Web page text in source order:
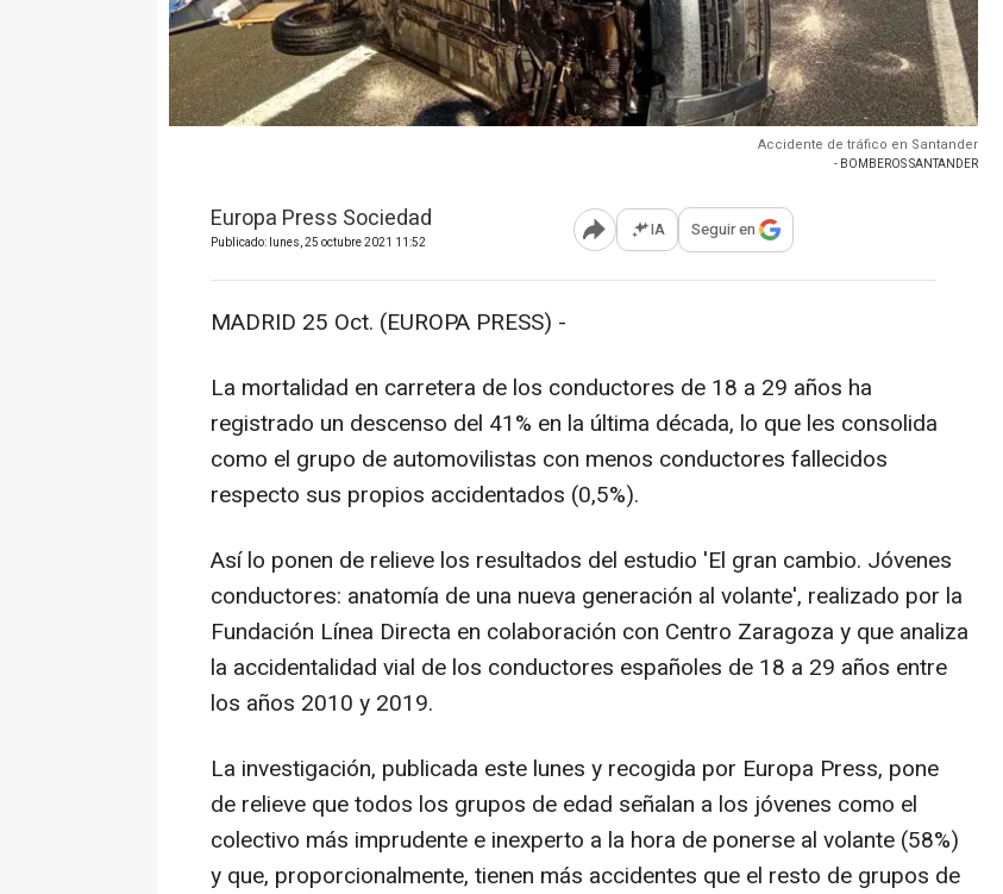
Accidente de tráfico en Santander
- BOMBEROS SANTANDER
Europa Press Sociedad
Publicado: lunes, 25 octubre 2021 11:52 Abrir opciones para compartir
IA Seguir en
MADRID 25 Oct. (EUROPA PRESS) -
La mortalidad en carretera de los conductores de 18 a 29 años ha
registrado un descenso del 41% en la última década, lo que les consolida
como el grupo de automovilistas con menos conductores fallecidos
respecto sus propios accidentados (0,5%).
Así lo ponen de relieve los resultados del estudio 'El gran cambio. Jóvenes
conductores: anatomía de una nueva generación al volante', realizado por la
Fundación Línea Directa en colaboración con Centro Zaragoza y que analiza
la accidentalidad vial de los conductores españoles de 18 a 29 años entre
los años 2010 y 2019.
La investigación, publicada este lunes y recogida por Europa Press, pone
de relieve que todos los grupos de edad señalan a los jóvenes como el
colectivo más imprudente e inexperto a la hora de ponerse al volante (58%)
y que, proporcionalmente, tienen más accidentes que el resto de grupos de